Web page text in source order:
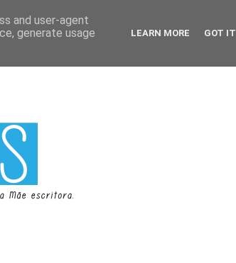
and user-agent
generate usage
LEARN MORE GOT IT